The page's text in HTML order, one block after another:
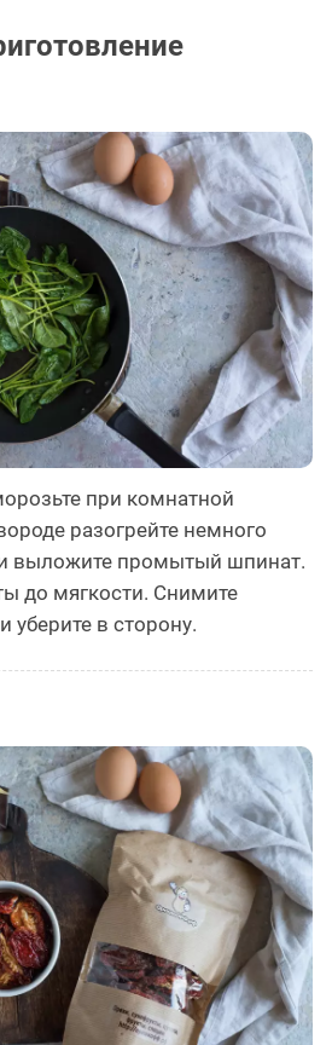
при комнатной
разогрейте немного
выложите промытый шпинат.
до мягкости. Снимите
уберите в сторону.